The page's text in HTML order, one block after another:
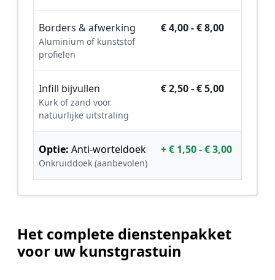
Borders & afwerking
Aluminium of kunststof
profielen
€ 4,00 - € 8,00
Infill bijvullen
Kurk of zand voor
natuurlijke uitstraling
€ 2,50 - € 5,00
Optie: Anti-worteldoek
Onkruiddoek (aanbevolen)
+ € 1,50 - € 3,00
Het complete dienstenpakket
voor uw kunstgrastuin